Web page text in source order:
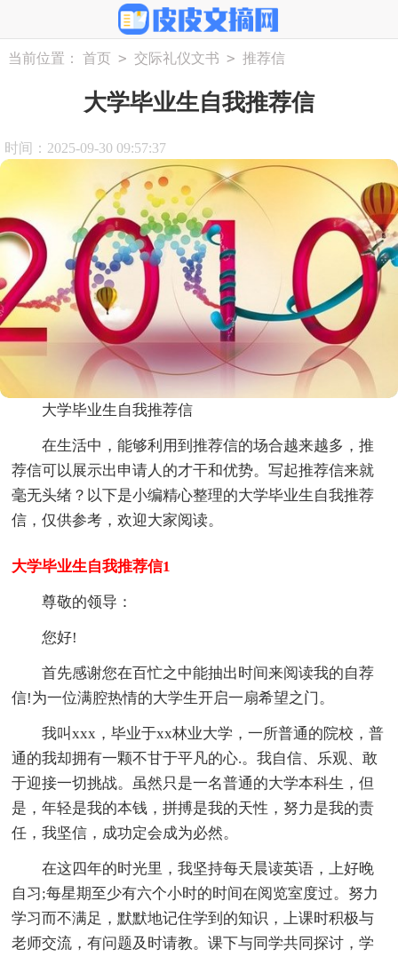
当前位置： 首页 > 交际礼仪文书 > 推荐信
大学毕业生自我推荐信
时间：2025-09-30 09:57:37
大学毕业生自我推荐信
在生活中，能够利用到推荐信的场合越来越多，推
荐信可以展示出申请人的才干和优势。写起推荐信来就
毫无头绪？以下是小编精心整理的大学毕业生自我推荐
信，仅供参考，欢迎大家阅读。
大学毕业生自我推荐信1
尊敬的领导：
您好!
首先感谢您在百忙之中能抽出时间来阅读我的自荐
信!为一位满腔热情的大学生开启一扇希望之门。
我叫xxx，毕业于xx林业大学，一所普通的院校，普
通的我却拥有一颗不甘于平凡的心.。我自信、乐观、敢
于迎接一切挑战。虽然只是一名普通的大学本科生，但
是，年轻是我的本钱，拼搏是我的天性，努力是我的责
任，我坚信，成功定会成为必然。
在这四年的时光里，我坚持每天晨读英语，上好晚
自习;每星期至少有六个小时的时间在阅览室度过。努力
学习而不满足，默默地记住学到的知识，上课时积极与
老师交流，有问题及时请教。课下与同学共同探讨，学